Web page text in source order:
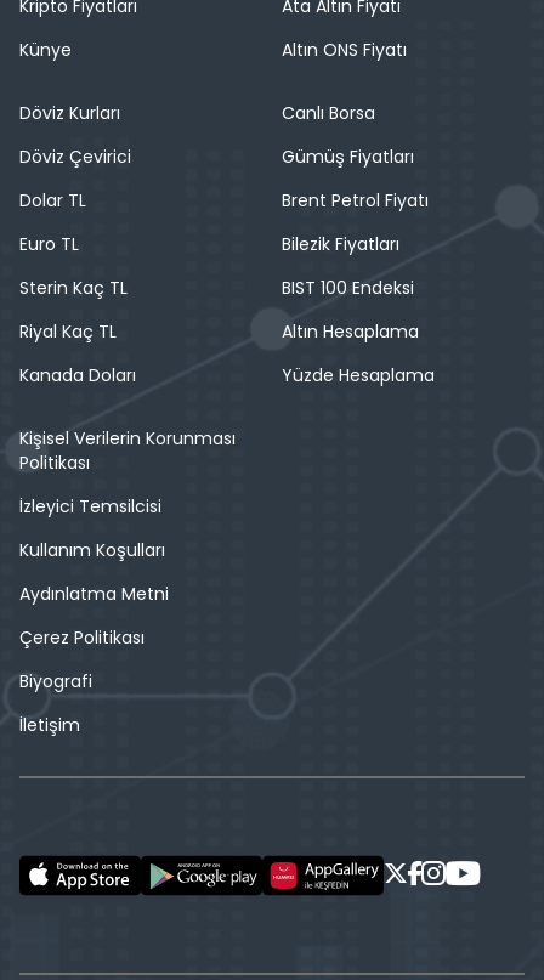
Kripto Fiyatları
Künye
Ata Altın Fiyatı
Altın ONS Fiyatı
Döviz Kurları
Döviz Çevirici
Dolar TL
Euro TL
Sterin Kaç TL
Riyal Kaç TL
Kanada Doları
Canlı Borsa
Gümüş Fiyatları
Brent Petrol Fiyatı
Bilezik Fiyatları
BIST 100 Endeksi
Altın Hesaplama
Yüzde Hesaplama
Kişisel Verilerin Korunması
Politikası
İzleyici Temsilcisi
Kullanım Koşulları
Aydınlatma Metni
Çerez Politikası
Biyografi
İletişim